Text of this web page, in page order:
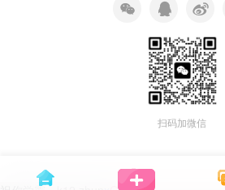
扫码加微信